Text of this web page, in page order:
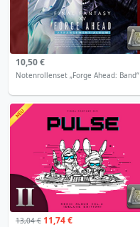
10,50 €
Notenrollenset „Forge Ahead: Band“
13,04 € 11,74 €